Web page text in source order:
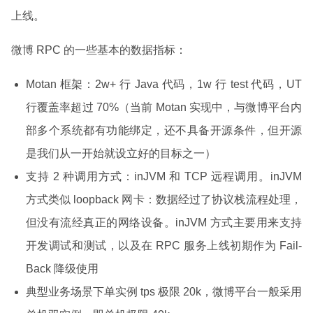
上线。
微博 RPC 的一些基本的数据指标：
Motan 框架：2w+ 行 Java 代码，1w 行 test 代码，UT
行覆盖率超过 70%（当前 Motan 实现中，与微博平台内
部多个系统都有功能绑定，还不具备开源条件，但开源
是我们从一开始就设立好的目标之一）
支持 2 种调用方式：inJVM 和 TCP 远程调用。inJVM
方式类似 loopback 网卡：数据经过了协议栈流程处理，
但没有流经真正的网络设备。inJVM 方式主要用来支持
开发调试和测试，以及在 RPC 服务上线初期作为 Fail-
Back 降级使用
典型业务场景下单实例 tps 极限 20k，微博平台一般采用